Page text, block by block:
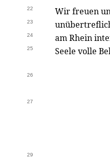
22 Wir freuen
23
24 am Rhein
25 Seele volle
26
27
29